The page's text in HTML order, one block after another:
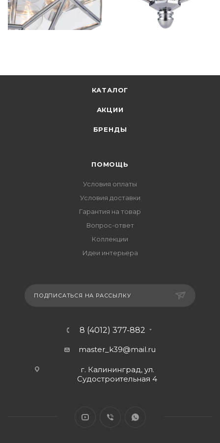
КАТАЛОГ
АКЦИИ
БРЕНДЫ
ПОМОЩЬ
Условия оплаты
Условия доставки
Гарантия на товар
Вопрос-ответ
Коллекции
Идеи интерьера
ПОДПИСАТЬСЯ НА РАССЫЛКУ
8 (4012) 377-882
master_k39@mail.ru
г. Калининград, ул.
Судостроительная 4